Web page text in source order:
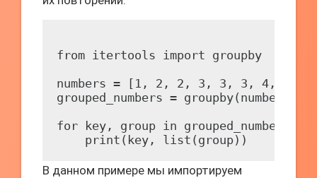
from itertools import groupby
numbers = [1, 2, 2, 3, 3, 3, 4, 5,
grouped_numbers = groupby(numbers)
for key, group in grouped_numbers:
В данном примере мы импортируем